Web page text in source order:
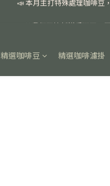
📣 本月主打特殊處理咖啡豆
精選咖啡豆 精選咖啡濾掛